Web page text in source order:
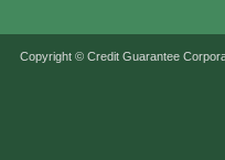
Copyright © Credit Guarantee